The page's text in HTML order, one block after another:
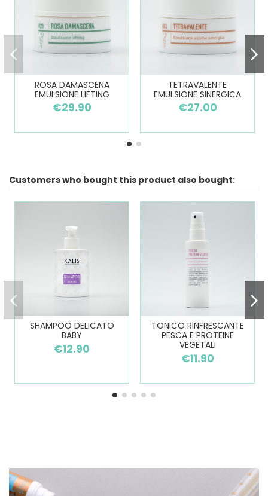
ROSA DAMASCENA
EMULSIONE LIFTING
€29.90
TETRAVALENTE
EMULSIONE SINERGICA
€27.00
Customers who bought this product also bought:
SHAMPOO DELICATO
BABY
€12.90
TONICO RINFRESCANTE
PESCA E PROTEINE
VEGETALI
€11.90